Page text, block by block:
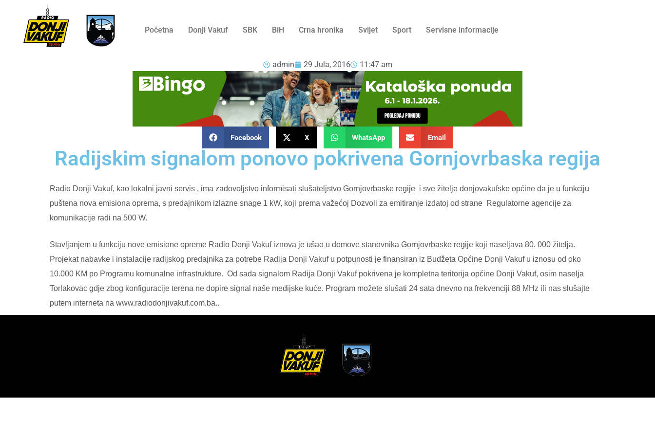
Početna Donji Vakuf SBK BiH Crna hronika Svijet Sport Servisne informacije
admin 29 Jula, 2016 11:47 am
Facebook X WhatsApp Email
Radijskim signalom ponovo pokrivena Gornjovrbaska regija
Radio Donji Vakuf, kao lokalni javni servis , ima zadovoljstvo informisati slušateljstvo Gornjovrbaske regije i sve žitelje donjovakufske općine da je u funkciju
puštena nova emisiona oprema, s predajnikom izlazne snage 1 kW, koji prema važećoj Dozvoli za emitiranje izdatoj od strane Regulatorne agencije za
komunikacije radi na 500 W.
Stavljanjem u funkciju nove emisione opreme Radio Donji Vakuf iznova je ušao u domove stanovnika Gornjovrbaske regije koji naseljava 80. 000 žitelja.
Projekat nabavke i instalacije radijskog predajnika za potrebe Radija Donji Vakuf u potpunosti je finansiran iz Budžeta Općine Donji Vakuf u iznosu od oko
10.000 KM po Programu komunalne infrastrukture. Od sada signalom Radija Donji Vakuf pokrivena je kompletna teritorija općine Donji Vakuf, osim naselja
Torlakovac gdje zbog konfiguracije terena ne dopire signal naše medijske kuće. Program možete slušati 24 sata dnevno na frekvenciji 88 MHz ili nas slušajte
putem interneta na www.radiodonjivakuf.com.ba..